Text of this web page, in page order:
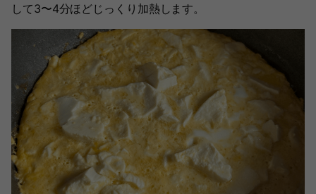
して3〜4分ほどじっくり加熱します。